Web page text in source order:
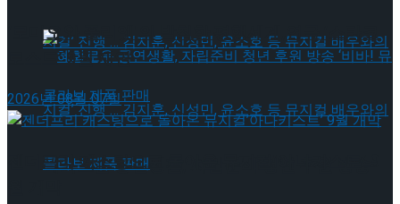
혜화로운 공연생활, 자립준비 청년 후원 방송
‘로미오와 줄리엣’의 발칙한 평행세계,연극 ‘스타크
로스드’ 9월 재연
2026년 08월 07일
젠더프리 캐스팅으로 돌아온 뮤지컬’아나키스트’ 9